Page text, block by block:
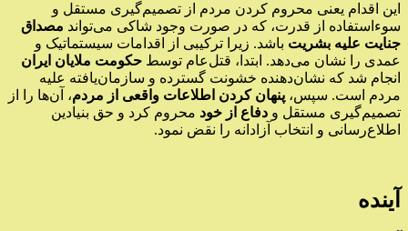
این اقدام یعنی محروم کردن مردم از تصمیم‌گیری مستقل و
سوءاستفاده از قدرت، که در صورت وجود شاکی می‌تواند مصداق
جنایت علیه بشریت باشد. زیرا ترکیبی از اقدامات سیستماتیک و
عمدی را نشان می‌دهد. ابتدا، قتل‌عام توسط حکومت ملایان ایران
انجام شد که نشان‌دهنده خشونت گسترده و سازمان‌یافته علیه
مردم است. سپس، پنهان کردن اطلاعات واقعی از مردم، آن‌ها را از
تصمیم‌گیری مستقل و دفاع از خود محروم کرد و حق بنیادین
اطلاع‌رسانی و انتخاب آزادانه را نقض نمود.
آینده